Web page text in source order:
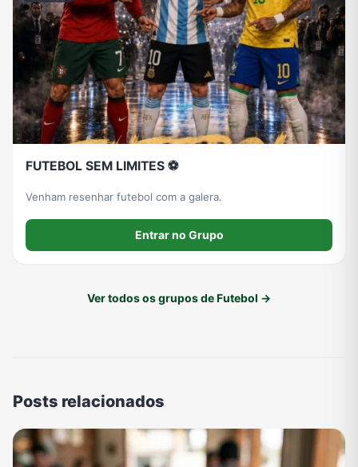
FUTEBOL SEM LIMITES ⚽️
Venham resenhar futebol com a galera.
Entrar no Grupo
Ver todos os grupos de Futebol →
Posts relacionados